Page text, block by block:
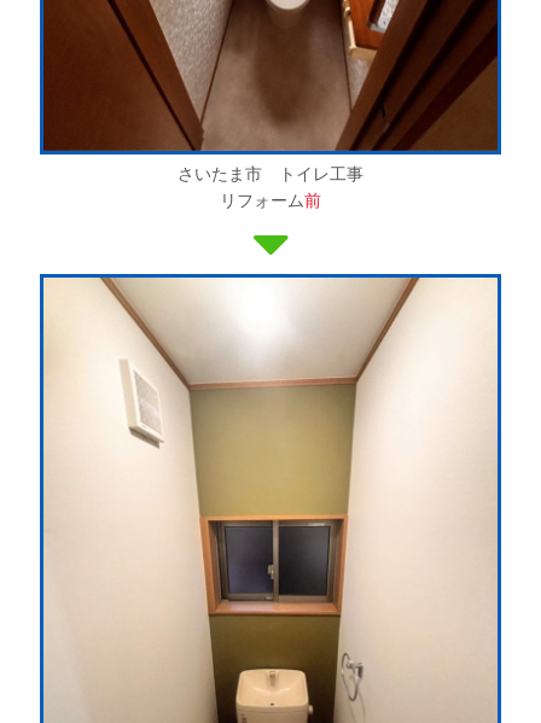
さいたま市 トイレ工事
リフォーム前